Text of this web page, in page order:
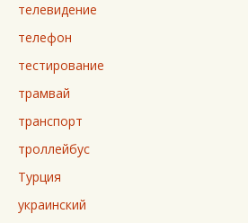
телевидение
телефон
тестирование
трамвай
транспорт
троллейбус
Турция
украинский